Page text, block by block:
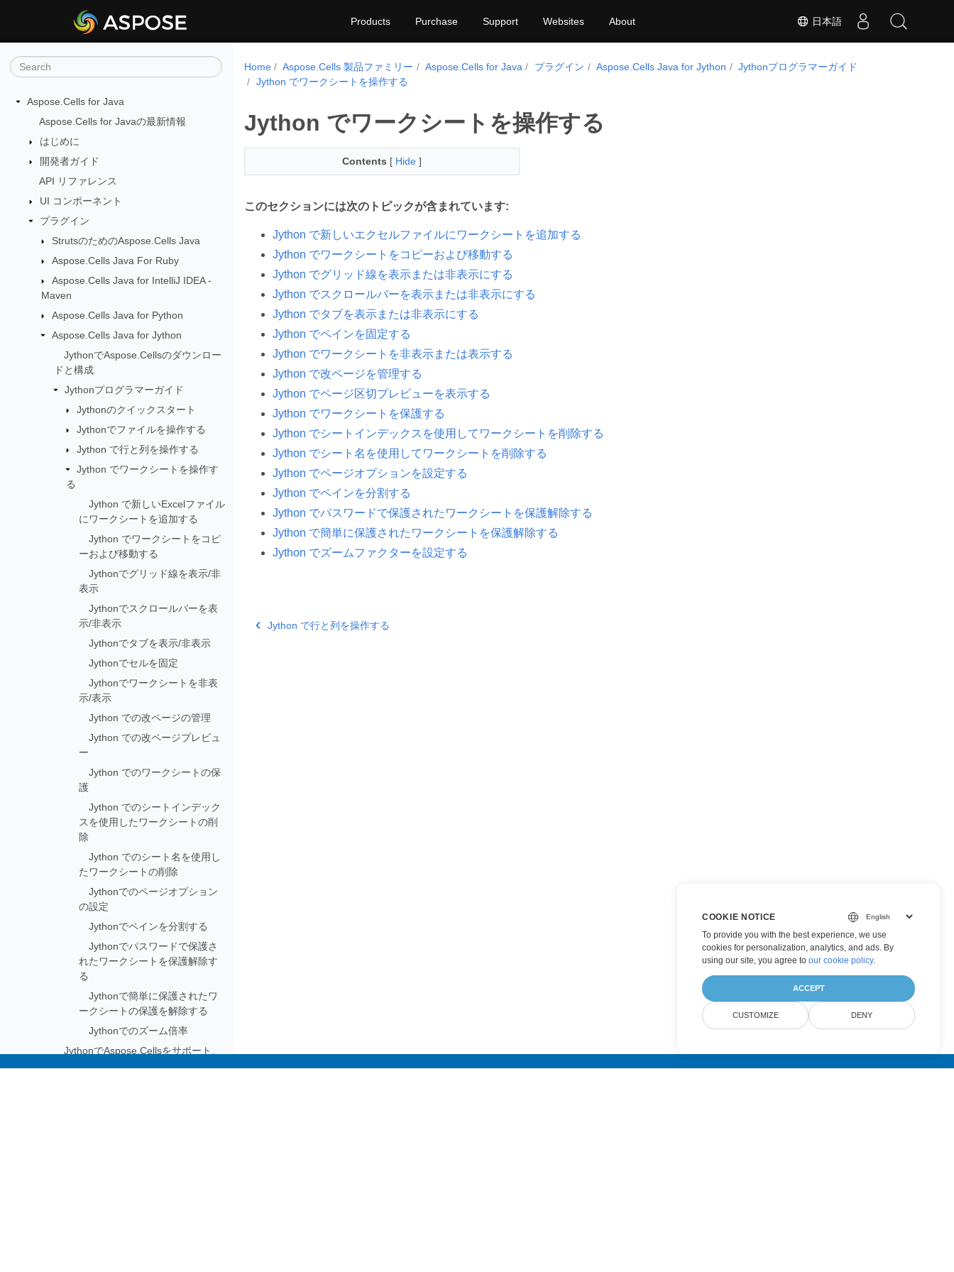
日本語
Products Purchase Support Websites About
Aspose.Cells for Java
Aspose.Cells for Javaの最新情報
はじめに
開発者ガイド
API リファレンス
UI コンポーネント
プラグイン
StrutsのためのAspose.Cells Java
Aspose.Cells Java For Ruby
Aspose.Cells Java for IntelliJ IDEA -
Maven
Aspose.Cells Java for Python
Aspose.Cells Java for Jython
JythonでAspose.Cellsのダウンロー
ドと構成
Jythonプログラマーガイド
Jythonのクイックスタート
Jythonでファイルを操作する
Jython で行と列を操作する
Jython でワークシートを操作す
る
Jython で新しいExcelファイル
にワークシートを追加する
Jython でワークシートをコピ
ーおよび移動する
Jythonでグリッド線を表示/非
表示
Jythonでスクロールバーを表
示/非表示
Jythonでタブを表示/非表示
Jythonでセルを固定
Jythonでワークシートを非表
示/表示
Jython での改ページの管理
Jython での改ページプレビュ
ー
Jython でのワークシートの保
護
Jython でのシートインデック
スを使用したワークシートの削
除
Jython でのシート名を使用し
たワークシートの削除
Jythonでのページオプション
の設定
Jythonでペインを分割する
Jythonでパスワードで保護さ
れたワークシートを保護解除す
る
Jythonで簡単に保護されたワ
ークシートの保護を解除する
Jythonでのズーム倍率
JythonでAspose.Cellsをサポート、
Home Aspose.Cells 製品ファミリー Aspose.Cells for Java プラグイン Aspose.Cells Java for Jython
Jythonプログラマーガイド
Jython でワークシートを操作する
Jython でワークシートを操作する
Contents [ Hide ]
このセクションには次のトピックが含まれています:
Jython で新しいエクセルファイルにワークシートを追加する
Jython でワークシートをコピーおよび移動する
Jython でグリッド線を表示または非表示にする
Jython でスクロールバーを表示または非表示にする
Jython でタブを表示または非表示にする
Jython でペインを固定する
Jython でワークシートを非表示または表示する
Jython で改ページを管理する
Jython でページ区切プレビューを表示する
Jython でワークシートを保護する
Jython でシートインデックスを使用してワークシートを削除する
Jython でシート名を使用してワークシートを削除する
Jython でページオプションを設定する
Jython でペインを分割する
Jython でパスワードで保護されたワークシートを保護解除する
Jython で簡単に保護されたワークシートを保護解除する
Jython でズームファクターを設定する
Jython で行と列を操作する
COOKIE NOTICE
To provide you with the best experience, we use
cookies for personalization, analytics, and ads. By
using our site, you agree to our cookie policy.
ACCEPT
CUSTOMIZE DENY